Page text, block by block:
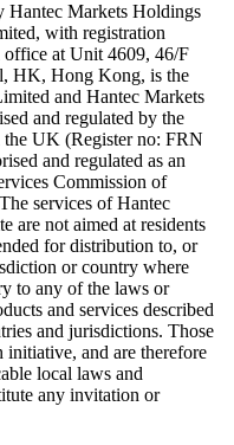
Hantec Markets Holdings
with registration
office at Unit 4609, 46/F
HK, Hong Kong, is the
and Hantec Markets
and regulated by the
UK (Register no: FRN
and regulated as an
Commission of
services of Hantec
are not aimed at residents
for distribution to, or
or country where
to any of the laws or
and services described
and jurisdictions. Those
initiative, and are therefore
local laws and
any invitation or